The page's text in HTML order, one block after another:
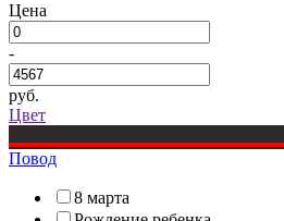
Цена
-
руб.
Цвет
Повод
8 марта